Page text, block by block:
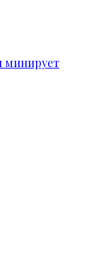
минирует